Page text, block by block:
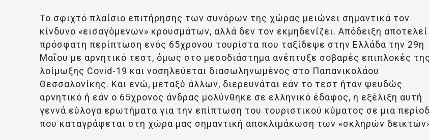
Το σφιχτό πλαίσιο επιτήρησης των συνόρων της χώρας μειώνει σημαντικά τον
κίνδυνο «εισαγόμενων» κρουσμάτων, αλλά δεν τον εκμηδενίζει. Απόδειξη αποτελεί
πρόσφατη περίπτωση ενός 65χρονου τουρίστα που ταξίδεψε στην Ελλάδα την 29η
Μαΐου με αρνητικό τεστ, όμως στο μεσοδιάστημα ανέπτυξε σοβαρές επιπλοκές της
λοίμωξης Covid-19 και νοσηλεύεται διασωληνωμένος στο Παπανικολάου
Θεσσαλονίκης. Και ενώ, μεταξύ άλλων, διερευνάται εάν το τεστ ήταν ψευδώς
αρνητικό ή εάν ο 65χρονος άνδρας μολύνθηκε σε ελληνικό έδαφος, η εξέλιξη αυτή
γεννά εύλογα ερωτήματα για την επίπτωση του τουριστικού κύματος σε μια
που καταγράφεται στη χώρα μας σημαντική αποκλιμάκωση των «σκληρών